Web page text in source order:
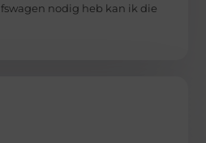
nodig heb kan ik die